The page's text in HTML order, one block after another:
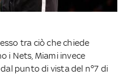
tra ciò che chiede
i Nets, Miami invece
punto di vista del n°7 di